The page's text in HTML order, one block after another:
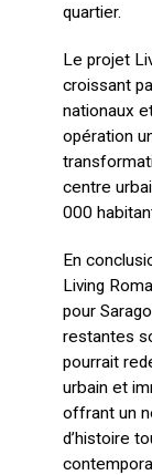
quartier.
Le projet
croissant
nationaux
opération
centre
000
En
Living
pour
restantes
pourrait
urbain et
offrant un
d’histoire